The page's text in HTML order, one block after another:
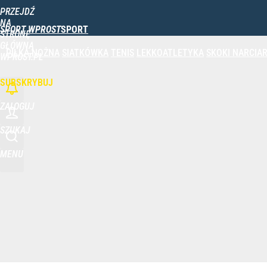
PRZEJDŹ
NA
STRONĘ
SPORT WPROST
SUBSKRYBUJ